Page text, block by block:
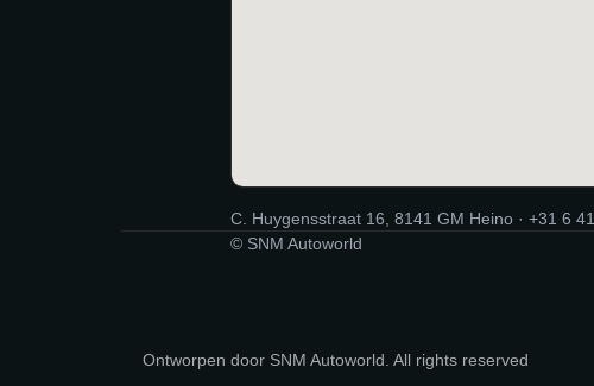
C. Huygensstraat 16, 8141 GM Heino · +31 6
© SNM Autoworld
Ontworpen door SNM Autoworld. All rights reserved